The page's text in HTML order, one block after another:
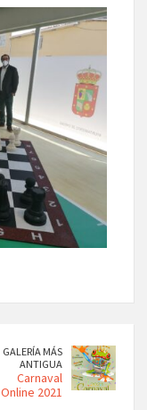
GALERÍA MÁS
ANTIGUA
Carnaval
Online 2021